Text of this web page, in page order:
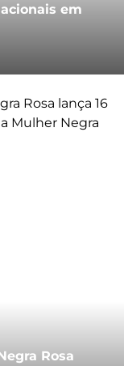
em
Rosa